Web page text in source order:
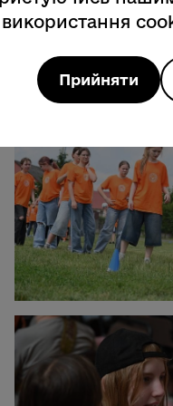
Прийняти